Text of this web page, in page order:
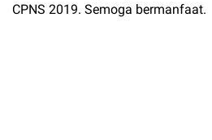
CPNS 2019. Semoga bermanfaat.